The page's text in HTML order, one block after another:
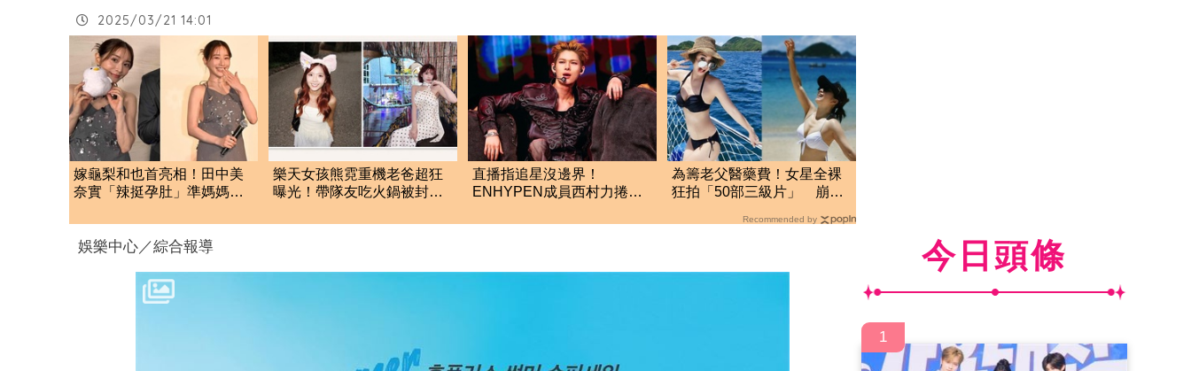
2025/03/21 14:01
嫁龜梨和也首亮相！田中美
奈實「辣挺孕肚」準媽媽被
樂天女孩熊霓重機老爸超狂
曝光！帶隊友吃火鍋被封國
直播指追星沒邊界！
ENHYPEN成員西村力捲輕
絲
為籌老父醫藥費！女星全裸
狂拍「50部三級片」 崩潰
Recommended by
娛樂中心／綜合報導 今日頭條
1